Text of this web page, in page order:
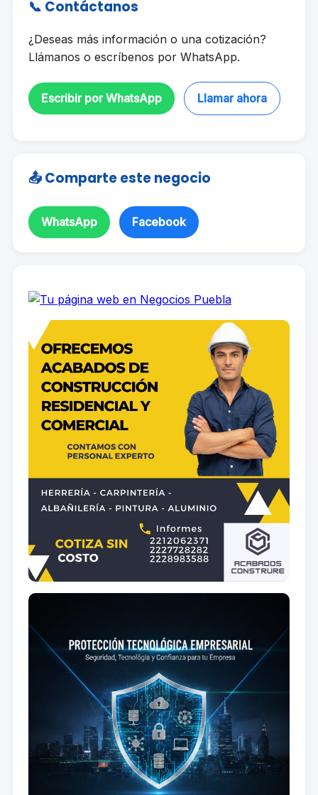
📞 Contáctanos
¿Deseas más información o una cotización?
Llámanos o escríbenos por WhatsApp.
Escribir por WhatsApp Llamar ahora
📤 Comparte este negocio
WhatsApp Facebook